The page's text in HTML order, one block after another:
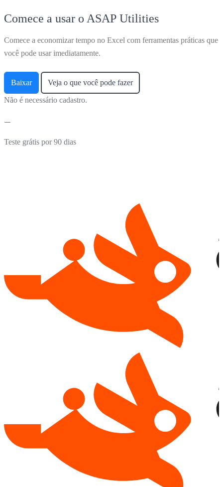
Comece a usar o ASAP Utilities
Comece a economizar tempo no Excel com ferramentas práticas que
você pode usar imediatamente.
Baixar Veja o que você pode fazer
Não é necessário cadastro.
Teste grátis por 90 dias